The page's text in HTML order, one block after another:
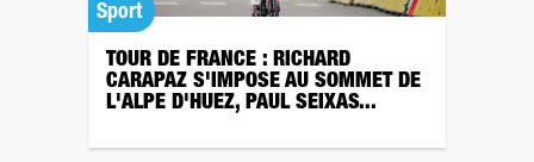
Sport
TOUR DE FRANCE : RICHARD
CARAPAZ S'IMPOSE AU SOMMET DE
L'ALPE D'HUEZ, PAUL SEIXAS...